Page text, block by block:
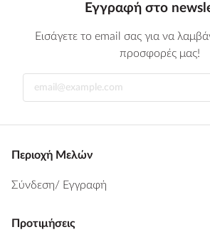
Εγγραφή στο
Εισάγετε το email σας για να
προσφορές μας!
Περιοχή Μελών
Σύνδεση/ Εγγραφή
Προτιμήσεις